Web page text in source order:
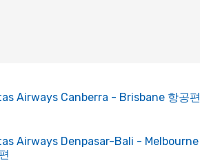
Airways Canberra - Brisbane 항공편
Airways Denpasar-Bali - Melbourne